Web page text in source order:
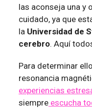
las aconseja una y
cuidado, ya que
la Universidad de
cerebro. Aquí
Para determinar
resonancia
experiencias
siempre escucha